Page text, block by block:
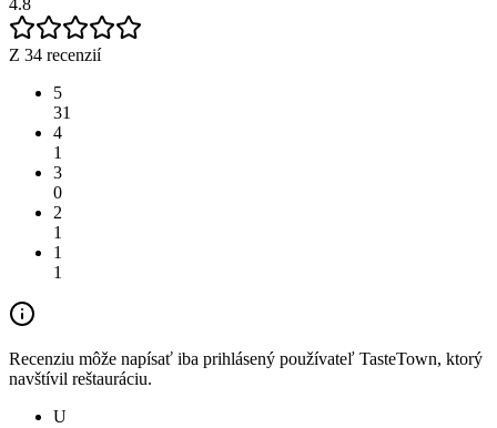
4.8
Z 34 recenzií
5
31
4
1
3
0
2
1
1
1
Recenziu môže napísať iba prihlásený používateľ TasteTown, ktorý
navštívil reštauráciu.
U